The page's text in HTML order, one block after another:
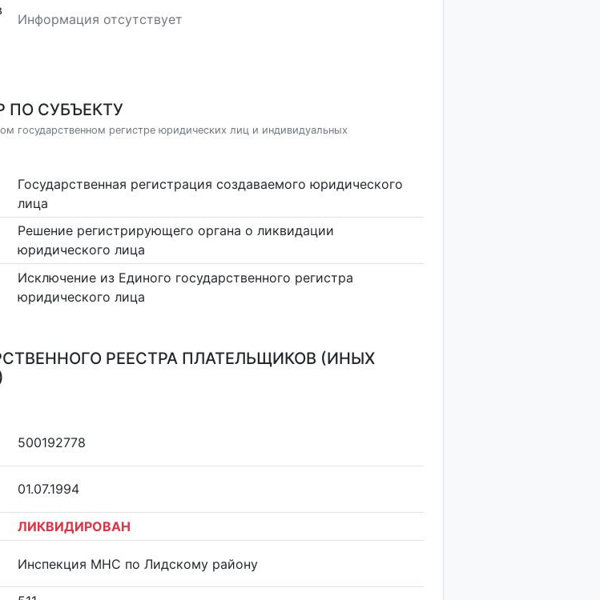
Информация отсутствует
ПО СУБЪЕКТУ
государственном регистре юридических лиц и индивидуальных
Государственная регистрация создаваемого юридического
лица
Решение регистрирующего органа о ликвидации
юридического лица
Исключение из Единого государственного регистра
юридического лица
РЕЕСТРА ПЛАТЕЛЬЩИКОВ (ИНЫХ
500192778
01.07.1994
ЛИКВИДИРОВАН
Инспекция МНС по Лидскому району